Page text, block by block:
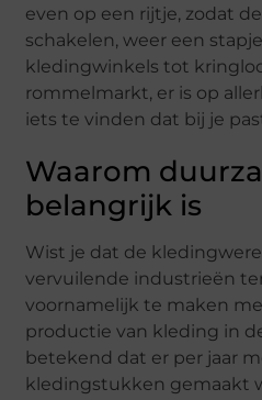
even op een rijtje, zodat
schakelen, weer een
kledingwinkels tot
rommelmarkt, er is op
iets te vinden dat bij je
Waarom
belangrijk is
Wist je dat de
vervuilende industrieën
voornamelijk te maken
productie van kleding in
betekend dat er per jaar
kledingstukken gemaakt